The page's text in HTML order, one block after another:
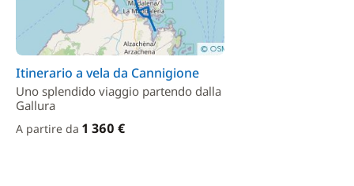
Itinerario a vela da Cannigione
Uno splendido viaggio partendo dalla
Gallura
A partire da 1 360 €